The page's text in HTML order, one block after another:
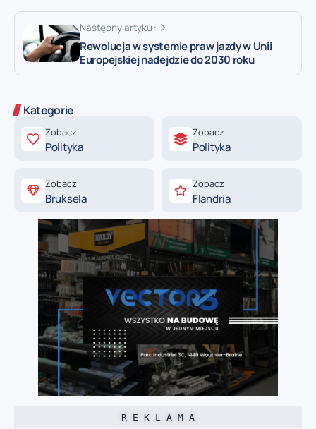
Następny artykuł
Rewolucja w systemie praw jazdy w Unii
Europejskiej nadejdzie do 2030 roku
Kategorie
Zobacz
Polityka
Zobacz
Polityka
Zobacz
Bruksela
Zobacz
Flandria
R E K L A M A